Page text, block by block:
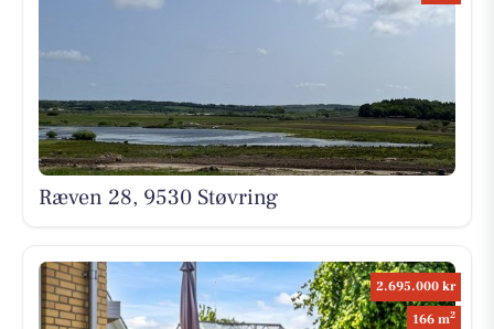
Ræven 28, 9530 Støvring
2.695.000 kr
166 m2